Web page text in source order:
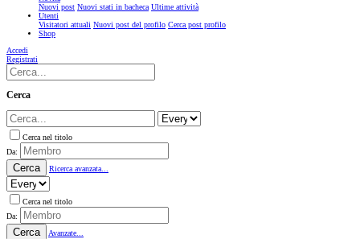
Nuovi post Nuovi stati in bacheca Ultime attività
Utenti
Visitatori attuali Nuovi post del profilo Cerca post profilo
Shop
Accedi
Registrati
Cerca
Cerca nel titolo
Da:
Cerca Ricerca avanzata...
Cerca nel titolo
Da:
Cerca
Avanzate...